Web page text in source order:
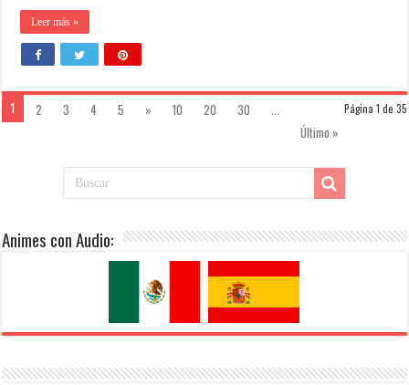
Leer más »
Página 1 de 35
1 2 3 4 5 » 10 20 30
...
Último »
Animes con Audio: